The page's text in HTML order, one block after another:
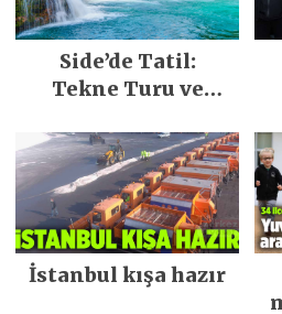
Side’de Tatil:
Tekne Turu ve
İstanbul kışa hazır